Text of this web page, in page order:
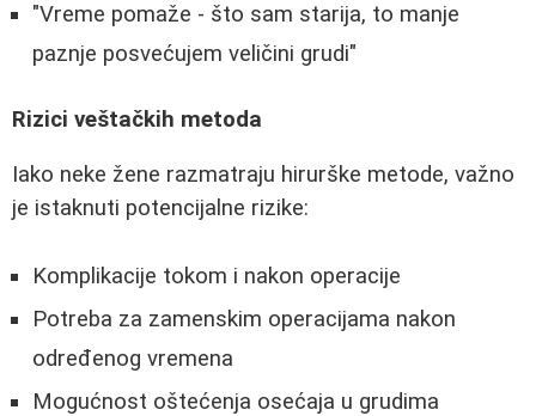
"Vreme pomaže - što sam starija, to manje
paznje posvećujem veličini grudi"
Rizici veštačkih metoda
Iako neke žene razmatraju hirurške metode, važno
je istaknuti potencijalne rizike:
Komplikacije tokom i nakon operacije
Potreba za zamenskim operacijama nakon
određenog vremena
Mogućnost oštećenja osećaja u grudima